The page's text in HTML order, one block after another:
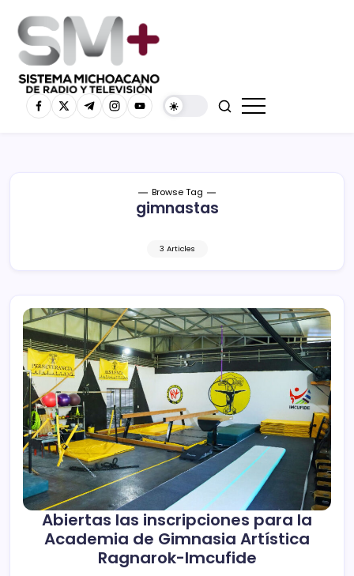
Browse Tag
gimnastas
3 Articles
Abiertas las inscripciones para la
Academia de Gimnasia Artística
Ragnarok-Imcufide